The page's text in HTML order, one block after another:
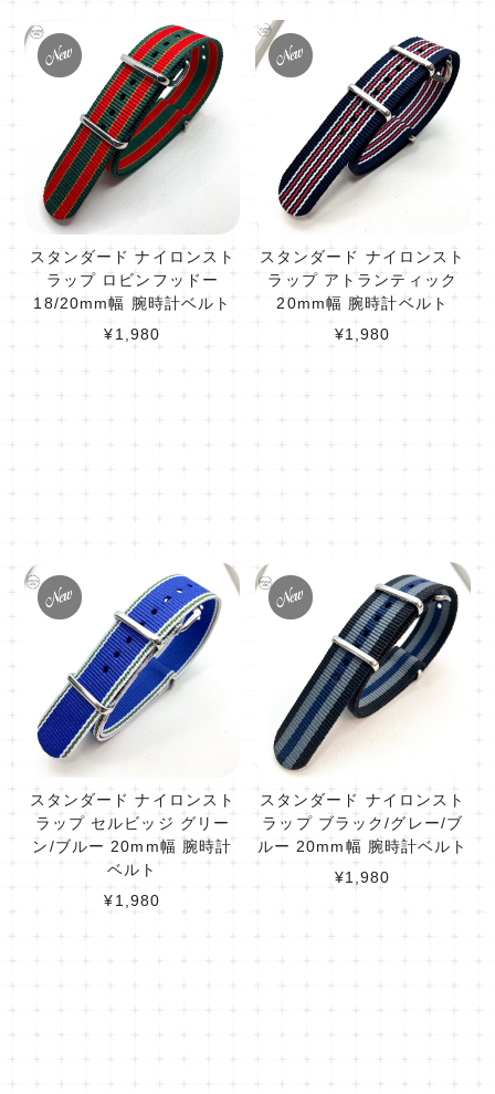
スタンダード ナイロンスト
ラップ ロビンフッドー
18/20mm幅 腕時計ベルト
¥1,980
スタンダード ナイロンスト
ラップ アトランティック
20mm幅 腕時計ベルト
¥1,980
スタンダード ナイロンスト
ラップ セルビッジ グリー
ン/ブルー 20mm幅 腕時計
ベルト
¥1,980
スタンダード ナイロンスト
ラップ ブラック/グレー/ブ
ルー 20mm幅 腕時計ベルト
¥1,980